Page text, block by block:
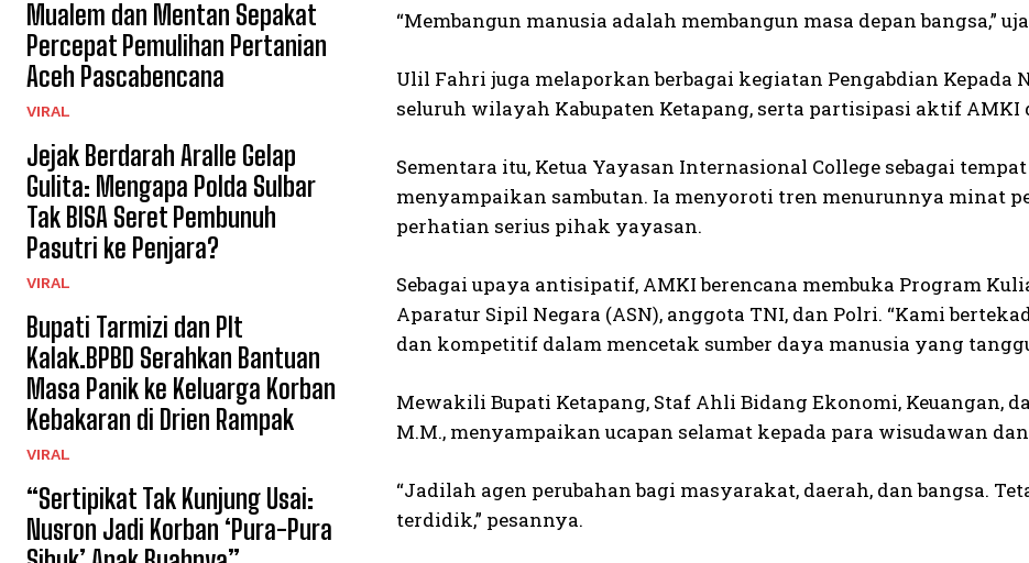
Mualem dan Mentan Sepakat
Percepat Pemulihan Pertanian
Aceh Pascabencana
VIRAL
Jejak Berdarah Aralle Gelap
Gulita: Mengapa Polda Sulbar
Tak BISA Seret Pembunuh
Pasutri ke Penjara?
VIRAL
Bupati Tarmizi dan Plt
Kalak.BPBD Serahkan Bantuan
Masa Panik ke Keluarga Korban
Kebakaran di Drien Rampak
VIRAL
“Sertipikat Tak Kunjung Usai:
Nusron Jadi Korban ‘Pura-Pura
“Membangun manusia adalah membangun masa depan bangsa,”
Ulil Fahri juga melaporkan berbagai kegiatan Pengabdian
seluruh wilayah Kabupaten Ketapang, serta partisipasi aktif
Sementara itu, Ketua Yayasan Internasional College sebagai
menyampaikan sambutan. Ia menyoroti tren menurunnya minat
perhatian serius pihak yayasan.
Sebagai upaya antisipatif, AMKI berencana membuka Program
Aparatur Sipil Negara (ASN), anggota TNI, dan Polri. “Kami
dan kompetitif dalam mencetak sumber daya manusia yang
Mewakili Bupati Ketapang, Staf Ahli Bidang Ekonomi, Keuangan,
M.M., menyampaikan ucapan selamat kepada para wisudawan
“Jadilah agen perubahan bagi masyarakat, daerah, dan bangsa.
terdidik,” pesannya.